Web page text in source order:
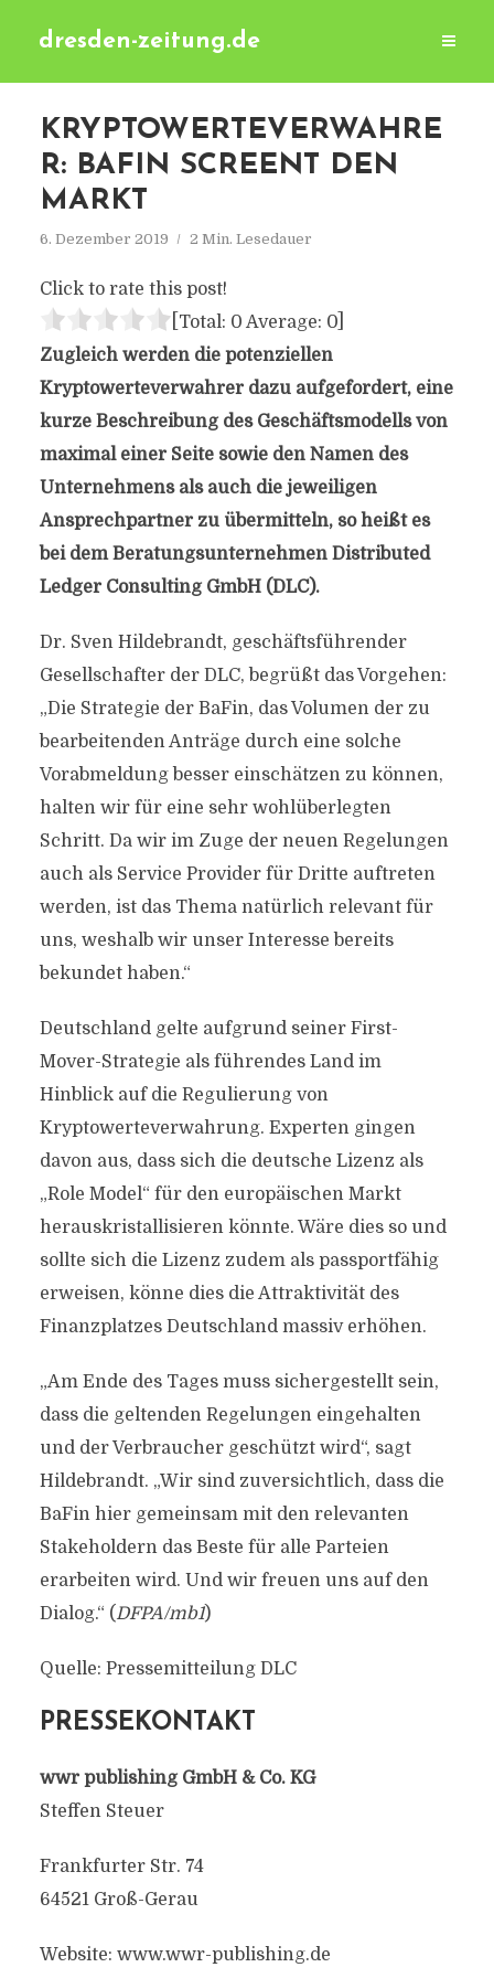
dresden-zeitung.de
KRYPTOWERTEVERWAHRE
R: BAFIN SCREENT DEN
MARKT
6. Dezember 2019 2 Min. Lesedauer
Click to rate this post!
[Total: 0 Average: 0]
Zugleich werden die potenziellen
Kryptowerteverwahrer dazu aufgefordert, eine
kurze Beschreibung des Geschäftsmodells von
maximal einer Seite sowie den Namen des
Unternehmens als auch die jeweiligen
Ansprechpartner zu übermitteln, so heißt es
bei dem Beratungsunternehmen Distributed
Ledger Consulting GmbH (DLC).
Dr. Sven Hildebrandt, geschäftsführender
Gesellschafter der DLC, begrüßt das Vorgehen:
„Die Strategie der BaFin, das Volumen der zu
bearbeitenden Anträge durch eine solche
Vorabmeldung besser einschätzen zu können,
halten wir für eine sehr wohlüberlegten
Schritt. Da wir im Zuge der neuen Regelungen
auch als Service Provider für Dritte auftreten
werden, ist das Thema natürlich relevant für
uns, weshalb wir unser Interesse bereits
bekundet haben.“
Deutschland gelte aufgrund seiner First-
Mover-Strategie als führendes Land im
Hinblick auf die Regulierung von
Kryptowerteverwahrung. Experten gingen
davon aus, dass sich die deutsche Lizenz als
„Role Model“ für den europäischen Markt
herauskristallisieren könnte. Wäre dies so und
sollte sich die Lizenz zudem als passportfähig
erweisen, könne dies die Attraktivität des
Finanzplatzes Deutschland massiv erhöhen.
„Am Ende des Tages muss sichergestellt sein,
dass die geltenden Regelungen eingehalten
und der Verbraucher geschützt wird“, sagt
Hildebrandt. „Wir sind zuversichtlich, dass die
BaFin hier gemeinsam mit den relevanten
Stakeholdern das Beste für alle Parteien
erarbeiten wird. Und wir freuen uns auf den
Dialog.“ (DFPA/mb1)
Quelle: Pressemitteilung DLC
PRESSEKONTAKT
wwr publishing GmbH & Co. KG
Steffen Steuer
Frankfurter Str. 74
64521 Groß-Gerau
Website: www.wwr-publishing.de